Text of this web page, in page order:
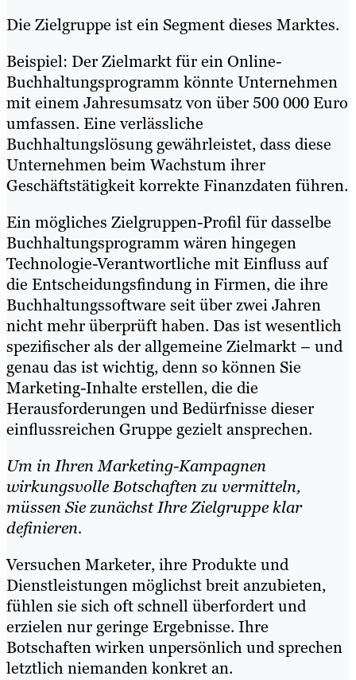
Die Zielgruppe ist ein Segment dieses Marktes.
Beispiel: Der Zielmarkt für ein Online-
Buchhaltungsprogramm könnte Unternehmen
mit einem Jahresumsatz von über 500 000 Euro
umfassen. Eine verlässliche
Buchhaltungslösung gewährleistet, dass diese
Unternehmen beim Wachstum ihrer
Geschäftstätigkeit korrekte Finanzdaten führen.
Ein mögliches Zielgruppen-Profil für dasselbe
Buchhaltungsprogramm wären hingegen
Technologie-Verantwortliche mit Einfluss auf
die Entscheidungsfindung in Firmen, die ihre
Buchhaltungssoftware seit über zwei Jahren
nicht mehr überprüft haben. Das ist wesentlich
spezifischer als der allgemeine Zielmarkt – und
genau das ist wichtig, denn so können Sie
Marketing-Inhalte erstellen, die die
Herausforderungen und Bedürfnisse dieser
einflussreichen Gruppe gezielt ansprechen.
Um in Ihren Marketing-Kampagnen
wirkungsvolle Botschaften zu vermitteln,
müssen Sie zunächst Ihre Zielgruppe klar
definieren.
Versuchen Marketer, ihre Produkte und
Dienstleistungen möglichst breit anzubieten,
fühlen sie sich oft schnell überfordert und
erzielen nur geringe Ergebnisse. Ihre
Botschaften wirken unpersönlich und sprechen
letztlich niemanden konkret an.